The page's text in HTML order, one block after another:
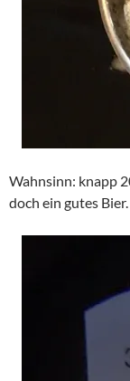
Wahnsinn: knapp
doch ein gutes Bier.